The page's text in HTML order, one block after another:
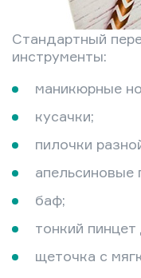
Стандартный
инструменты:
маникюрные
кусачки;
пилочки
апельсиновые
баф;
тонкий
щеточка с